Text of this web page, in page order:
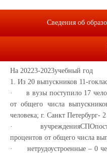
На 20223-2023учебный год
1. Из 20 выпускников 11-
· в вузы поступило 17
от общего числа
человека; г. Санкт Петербург-
·
процентов от общего числа
· нетрудоустроенные – 0
Сведения об